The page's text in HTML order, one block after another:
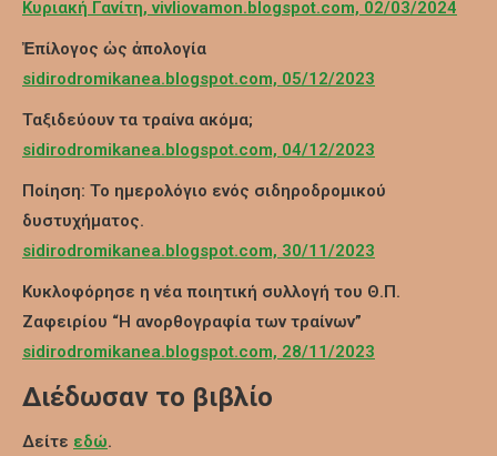
Κυριακή Γανίτη, vivliovamon.blogspot.com, 02/03/2024
Ἐπίλογος ὡς ἀπολογία
sidirodromikanea.blogspot.com, 05/12/2023
Ταξιδεύουν τα τραίνα ακόμα;
sidirodromikanea.blogspot.com, 04/12/2023
Ποίηση: Το ημερολόγιο ενός σιδηροδρομικού
δυστυχήματος.
sidirodromikanea.blogspot.com, 30/11/2023
Κυκλοφόρησε η νέα ποιητική συλλογή του Θ.Π.
Ζαφειρίου “Η ανορθογραφία των τραίνων”
sidirodromikanea.blogspot.com, 28/11/2023
Διέδωσαν το βιβλίο
Δείτε εδώ.